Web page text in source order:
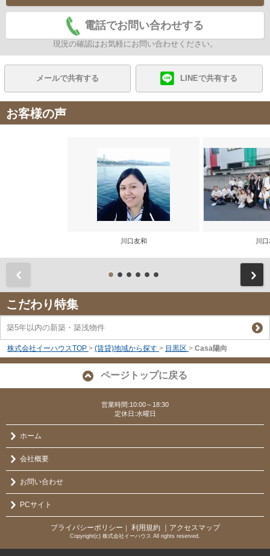
電話でお問い合わせする
現況の確認はお気軽にお問い合わせください。
メールで共有する LINEで共有する
お客様の声
川口友和 川
こだわり特集
築5年以内の新築・築浅物件
株式会社イーハウスTOP > (賃貸)地域から探す > 目黒区 > Casa陽向
ページトップに戻る
営業時間:10:00～18:30
定休日:水曜日
ホーム
会社概要
お問い合わせ
PCサイト
プライバシーポリシー 利用規約 ｜アクセスマップ
Copyright(c) 株式会社イーハウス All rights reserved.